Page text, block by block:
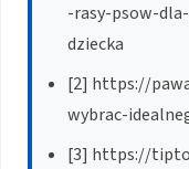
-rasy-psow-
dziecka
[2] https://
wybrac-
[3] https://